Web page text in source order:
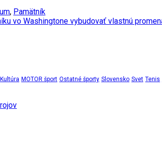
, Pamätník
vo Washingtone vybudovať vlastnú
Kultúra MOTOR šport Ostatné športy Slovensko Svet Tenis